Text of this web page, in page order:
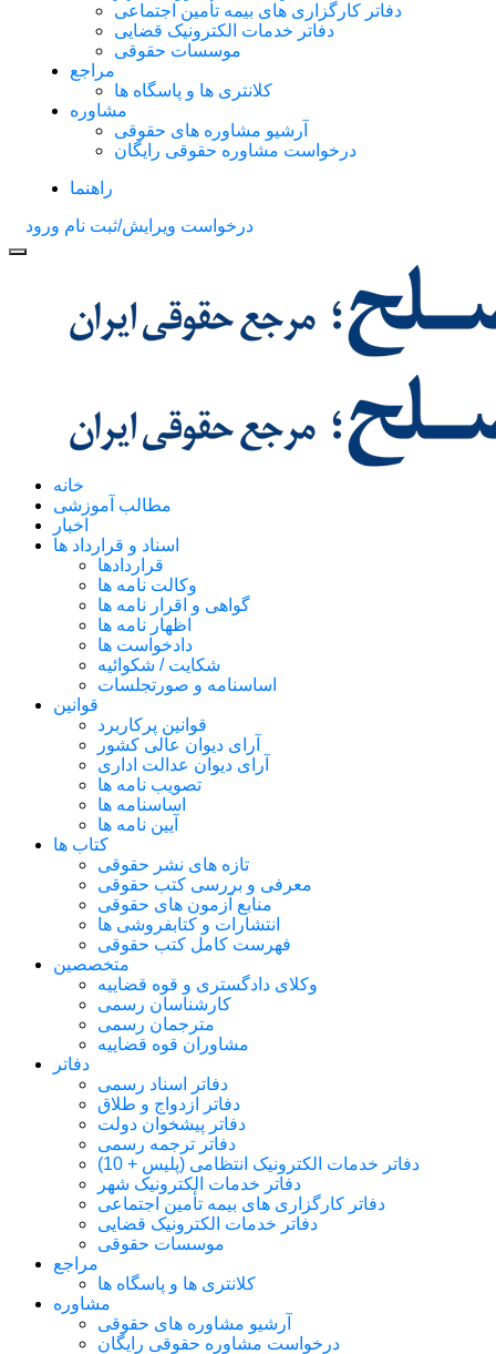
دفاتر کارگزاری های بیمه تأمین اجتماعی
دفاتر خدمات الکترونیک قضایی
موسسات حقوقی
مراجع
کلانتری ها و پاسگاه ها
مشاوره
آرشیو مشاوره های حقوقی
درخواست مشاوره حقوقی رایگان
راهنما
درخواست ویرایش/ثبت نام ورود
خانه
مطالب آموزشی
اخبار
اسناد و قرارداد ها
قراردادها
وکالت نامه ها
گواهی و اقرار نامه ها
اظهار نامه ها
دادخواست ها
شکایت / شکوائیه
اساسنامه و صورتجلسات
قوانین
قوانین پرکاربرد
آرای دیوان عالی کشور
آرای دیوان عدالت اداری
تصویب نامه ها
اساسنامه ها
آیین نامه ها
کتاب ها
تازه های نشر حقوقی
معرفی و بررسی کتب حقوقی
منابع آزمون های حقوقی
انتشارات و کتابفروشی ها
فهرست کامل کتب حقوقی
متخصصین
وکلای دادگستری و قوه قضاییه
کارشناسان رسمی
مترجمان رسمی
مشاوران قوه قضاییه
دفاتر
دفاتر اسناد رسمی
دفاتر ازدواج و طلاق
دفاتر پیشخوان دولت
دفاتر ترجمه رسمی
دفاتر خدمات الکترونیک انتظامی (پلیس + 10)
دفاتر خدمات الکترونیک شهر
دفاتر کارگزاری های بیمه تأمین اجتماعی
دفاتر خدمات الکترونیک قضایی
موسسات حقوقی
مراجع
کلانتری ها و پاسگاه ها
مشاوره
آرشیو مشاوره های حقوقی
درخواست مشاوره حقوقی رایگان